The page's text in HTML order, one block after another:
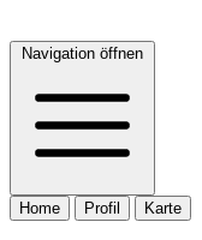
Navigation öffnen
Home Profil Karte